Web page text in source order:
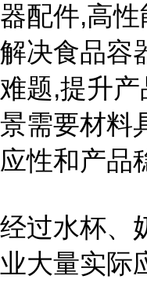
器配件,高
解决食品容
难题,提升
景需要材料
应性和产品
经过水杯、
业大量实际